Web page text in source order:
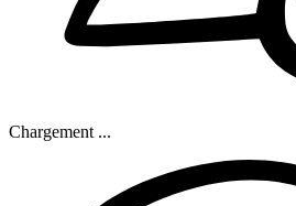
Chargement ...